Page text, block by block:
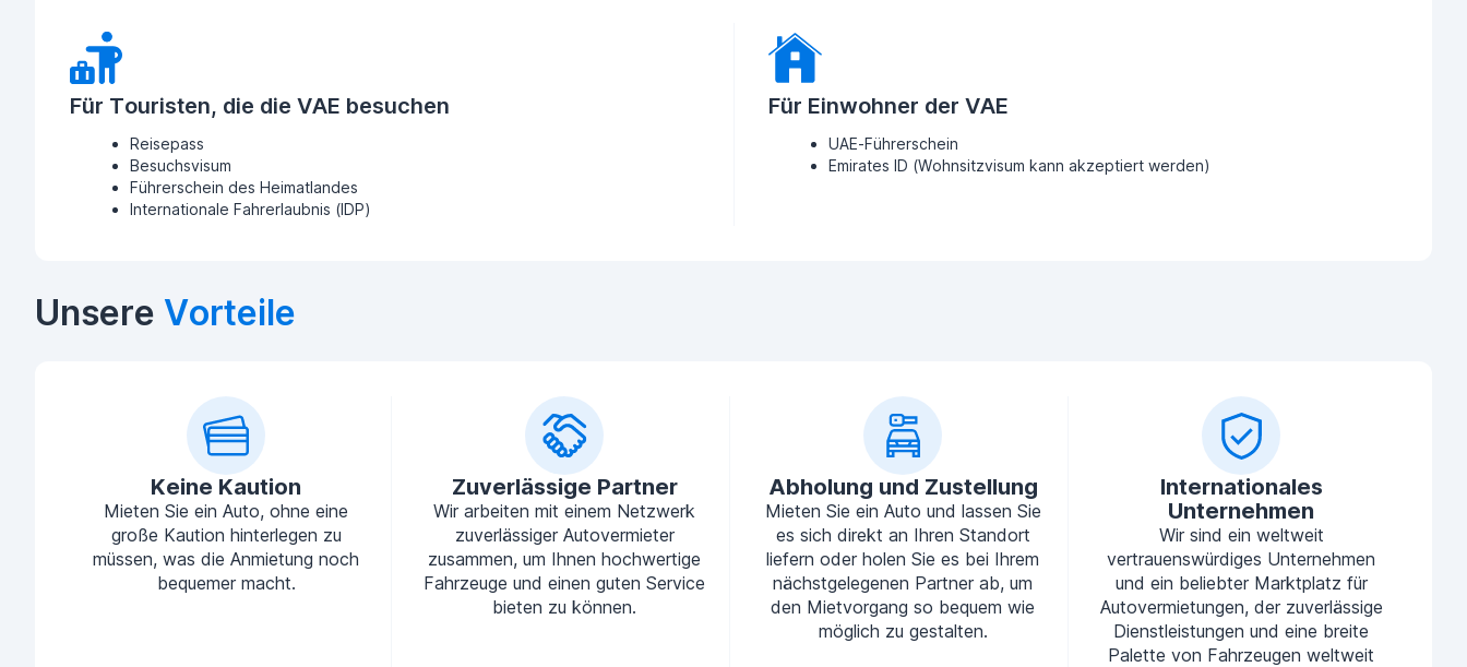
Für Touristen, die die VAE besuchen
Reisepass
Besuchsvisum
Führerschein des Heimatlandes
Internationale Fahrerlaubnis (IDP)
Für Einwohner der VAE
UAE-Führerschein
Emirates ID (Wohnsitzvisum kann akzeptiert werden)
Unsere Vorteile
Keine Kaution
Mieten Sie ein Auto, ohne eine
große Kaution hinterlegen zu
müssen, was die Anmietung noch
bequemer macht.
Zuverlässige Partner
Wir arbeiten mit einem Netzwerk
zuverlässiger Autovermieter
zusammen, um Ihnen hochwertige
Fahrzeuge und einen guten Service
bieten zu können.
Abholung und Zustellung
Mieten Sie ein Auto und lassen Sie
es sich direkt an Ihren Standort
liefern oder holen Sie es bei Ihrem
nächstgelegenen Partner ab, um
den Mietvorgang so bequem wie
möglich zu gestalten.
Internationales
Unternehmen
Wir sind ein weltweit
vertrauenswürdiges Unternehmen
und ein beliebter Marktplatz für
Autovermietungen, der zuverlässige
Dienstleistungen und eine breite
Palette von Fahrzeugen weltweit